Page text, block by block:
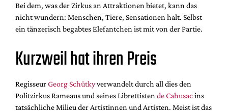
Bei dem, was der Zirkus an Attraktionen bietet, kann das
nicht wundern: Menschen, Tiere, Sensationen halt. Selbst
ein tänzerisch begabtes Elefantchen ist mit von der Partie.
Kurzweil hat ihren Preis
RegisseurGeorg Schütkyverwandelt durch all dies den
Politzirkus Rameaus und seines Librettisten de Cahusacins
tatsächliche Milieu der Artistinnen und Artisten. Meist ist das